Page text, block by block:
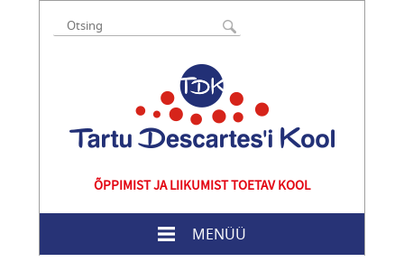
ÕPPIMIST JA LIIKUMIST TOETAV KOOL
MENÜÜ